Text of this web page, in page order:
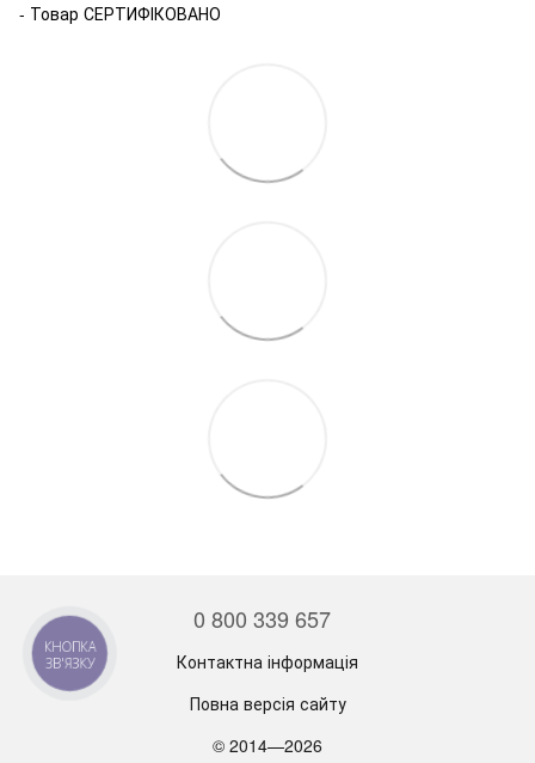
- Товар СЕРТИФІКОВАНО
0 800 339 657
Контактна інформація
Повна версія сайту
© 2014—2026
КНОПКА
ЗВ'ЯЗКУ